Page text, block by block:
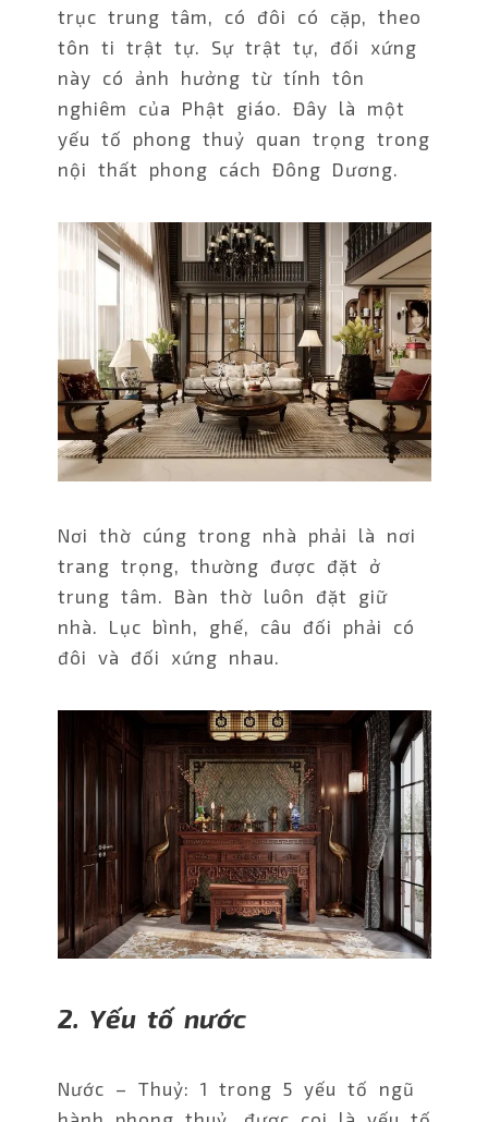
trục trung tâm, có đôi có cặp, theo
tôn ti trật tự. Sự trật tự, đối xứng
này có ảnh hưởng từ tính tôn
nghiêm của Phật giáo. Đây là một
yếu tố phong thuỷ quan trọng trong
nội thất phong cách Đông Dương.
Nơi thờ cúng trong nhà phải là nơi
trang trọng, thường được đặt ở
trung tâm. Bàn thờ luôn đặt giữ
nhà. Lục bình, ghế, câu đối phải có
đôi và đối xứng nhau.
2. Yếu tố nước
Nước – Thuỷ: 1 trong 5 yếu tố ngũ